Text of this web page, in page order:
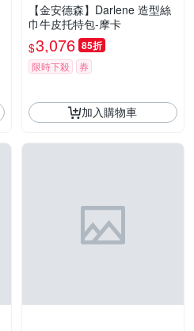
【金安德森】Darlene 造型絲
巾牛皮托特包-摩卡
$3,076 85折
限時下殺 券
加入購物車